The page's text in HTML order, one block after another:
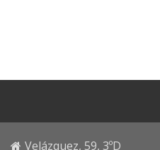
Velázquez, 59, 3ºD